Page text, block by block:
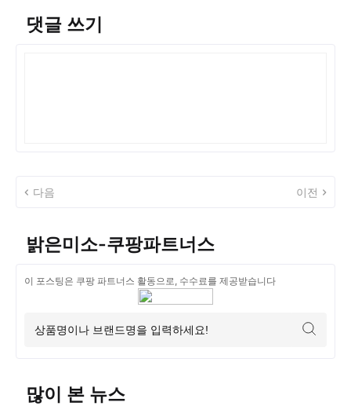
댓글 쓰기
다음 이전
밝은미소-쿠팡파트너스
이 포스팅은 쿠팡 파트너스 활동으로, 수수료를 제공받습니다
많이 본 뉴스